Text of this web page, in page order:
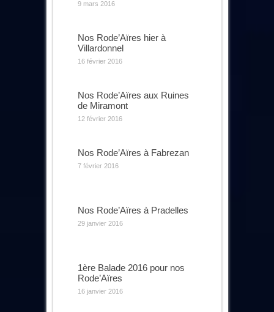
9 mars 2016
Nos Rode’Aïres hier à
Villardonnel
16 février 2016
Nos Rode’Aïres aux Ruines
de Miramont
12 février 2016
Nos Rode’Aïres à Fabrezan
7 février 2016
Nos Rode’Aïres à Pradelles
29 janvier 2016
1ère Balade 2016 pour nos
Rode’Aïres
16 janvier 2016